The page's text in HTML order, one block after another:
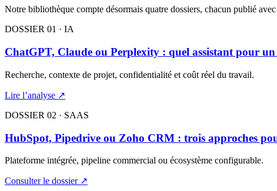
Notre bibliothèque compte désormais quatre dossiers, chacun publié
DOSSIER 01 · IA
ChatGPT, Claude ou Perplexity : quel assistant pour
Recherche, contexte de projet, confidentialité et coût réel du travail.
Lire l’analyse ↗
DOSSIER 02 · SAAS
HubSpot, Pipedrive ou Zoho CRM : trois approches
Plateforme intégrée, pipeline commercial ou écosystème configurable.
Consulter le dossier ↗